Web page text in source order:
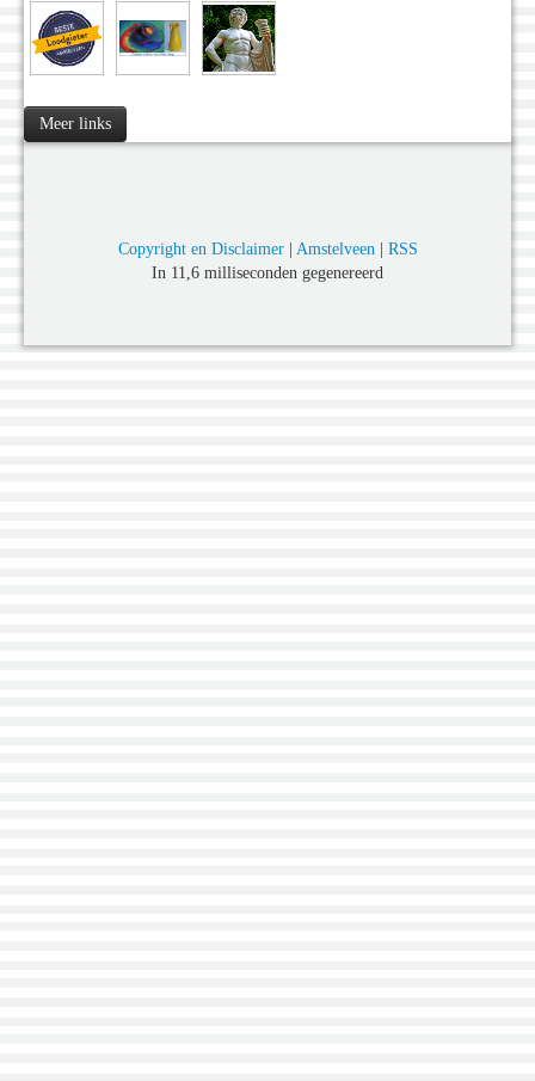
Meer links
Copyright en Disclaimer| Amstelveen| RSS
In 11,6 milliseconden gegenereerd